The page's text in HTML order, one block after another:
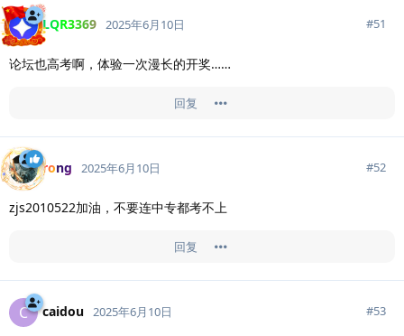
LQR3369 2025年6月10日 #51
论坛也高考啊，体验一次漫长的开奖……
回复
rong 2025年6月10日 #52
zjs2010522加油，不要连中专都考不上
回复
C caidou 2025年6月10日 #53